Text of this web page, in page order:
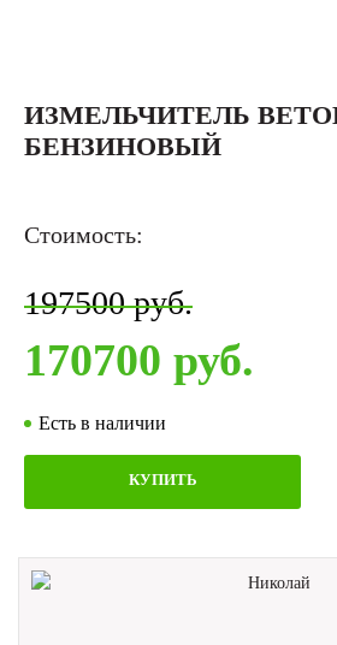
ИЗМЕЛЬЧИТЕЛЬ
БЕНЗИНОВЫЙ
Стоимость:
197500 руб.
170700 руб.
Есть в наличии
КУПИТЬ